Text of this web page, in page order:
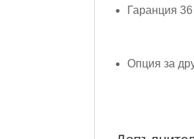
Гаранция
Опция за